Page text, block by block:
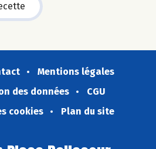
Mentions légales
des données
CGU
cookies
Plan du site